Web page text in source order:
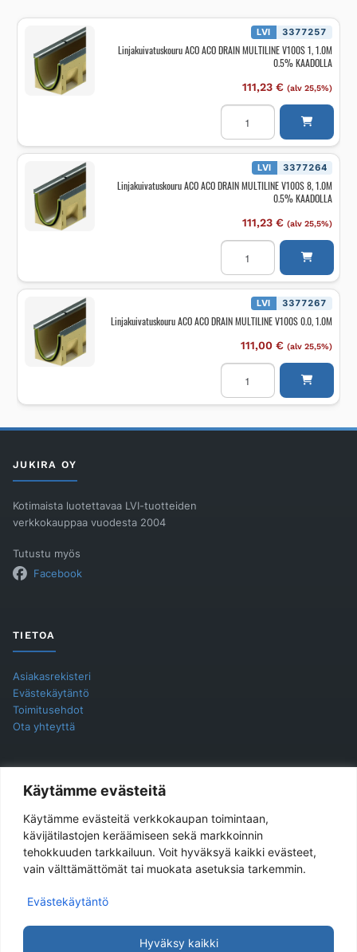
Käytämme evästeitä
Käytämme evästeitä verkkokaupan toimintaan,
kävijätilastojen keräämiseen sekä markkoinnin
tehokkuuden tarkkailuun. Voit hyväksyä kaikki evästeet,
vain välttämättömät tai muokata asetuksia tarkemmin.
Evästekäytäntö
Hyväksy kaikki
LVI 3377257
Linjakuivatuskouru ACO ACO DRAIN MULTILINE V100S 1, 1.0M
0.5% KAADOLLA
111,23 € (alv 25,5%)
Linjakuivatuskouru
DRAIN
MULTILINE
V100S
1.0M
määrä
LVI 3377264
Linjakuivatuskouru ACO ACO DRAIN MULTILINE V100S 8, 1.0M
0.5% KAADOLLA
111,23 € (alv 25,5%)
Linjakuivatuskouru
DRAIN
MULTILINE
V100S
1.0M
KAADOLLA
LVI 3377267
Linjakuivatuskouru ACO ACO DRAIN MULTILINE V100S 0.0, 1.0M
111,00 € (alv 25,5%)
Linjakuivatuskouru
DRAIN
0.0,
JUKIRA OY
Kotimaista luotettavaa LVI-tuotteiden
verkkokauppaa vuodesta 2004
Tutustu myös
Facebook
TIETOA
Asiakasrekisteri
Evästekäytäntö
Toimitusehdot
Ota yhteyttä
YHTEYSTIEDOT
Jukira Oy
Haarlankatu 4 B 2
33230 Tampere
Yhteydenotot ensisijaisesti sähköpostilla.